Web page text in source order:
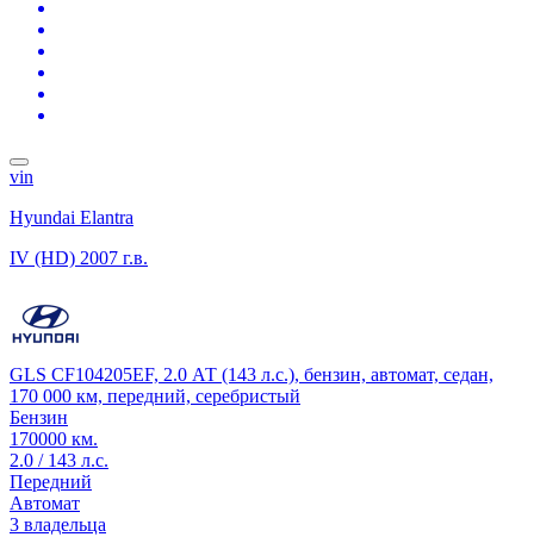
vin
Hyundai Elantra
IV (HD) 2007 г.в.
GLS CF104205EF, 2.0 АТ (143 л.с.), бензин, автомат, седан,
170 000 км, передний, серебристый
Бензин
170000 км.
2.0 / 143 л.с.
Передний
Автомат
3 владельца